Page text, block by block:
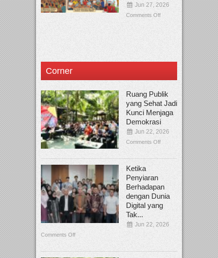
Jun 27, 2026
Comments Off
Corner
Ruang Publik
yang Sehat Jadi
Kunci Menjaga
Demokrasi
Jun 22, 2026
Comments Off
Ketika
Penyiaran
Berhadapan
dengan Dunia
Digital yang
Tak...
Jun 22, 2026
Comments Off